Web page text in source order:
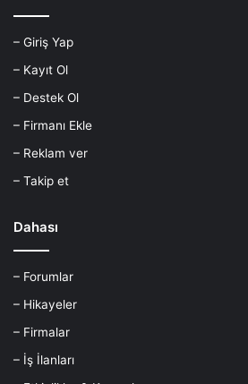
– Giriş Yap
– Kayıt Ol
– Destek Ol
– Firmanı Ekle
– Reklam ver
– Takip et
Dahası
– Forumlar
– Hikayeler
– Firmalar
– İş İlanları